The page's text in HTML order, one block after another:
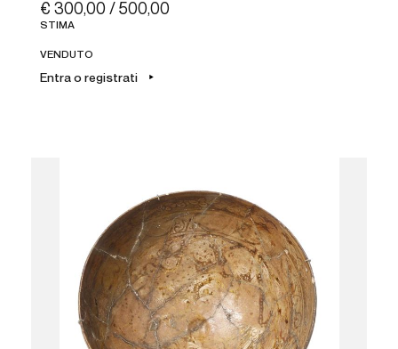
€ 300,00 / 500,00
STIMA
VENDUTO
Entra o registrati